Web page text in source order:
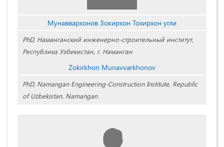
Мунаввархонов Зокирхон Тохирхон угли
PhD, Наманганский инженерно-строительный институт,
Республика Узбекистан, г. Наманган
Zokirkhon Munavvarkhonov
PhD, Namangan Engineering-Construction Institute, Republic
of Uzbekistan, Namangan